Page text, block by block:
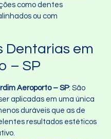
como dentes
ou com
Dentarias em
– SP
Aeroporto – SP: São
aplicadas em uma única
duráveis que as de
resultados estéticos